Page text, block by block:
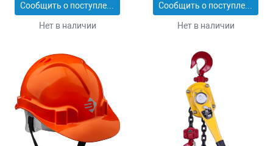
Сообщить о поступлении
Нет в наличии
Сообщить о поступлении
Нет в наличии